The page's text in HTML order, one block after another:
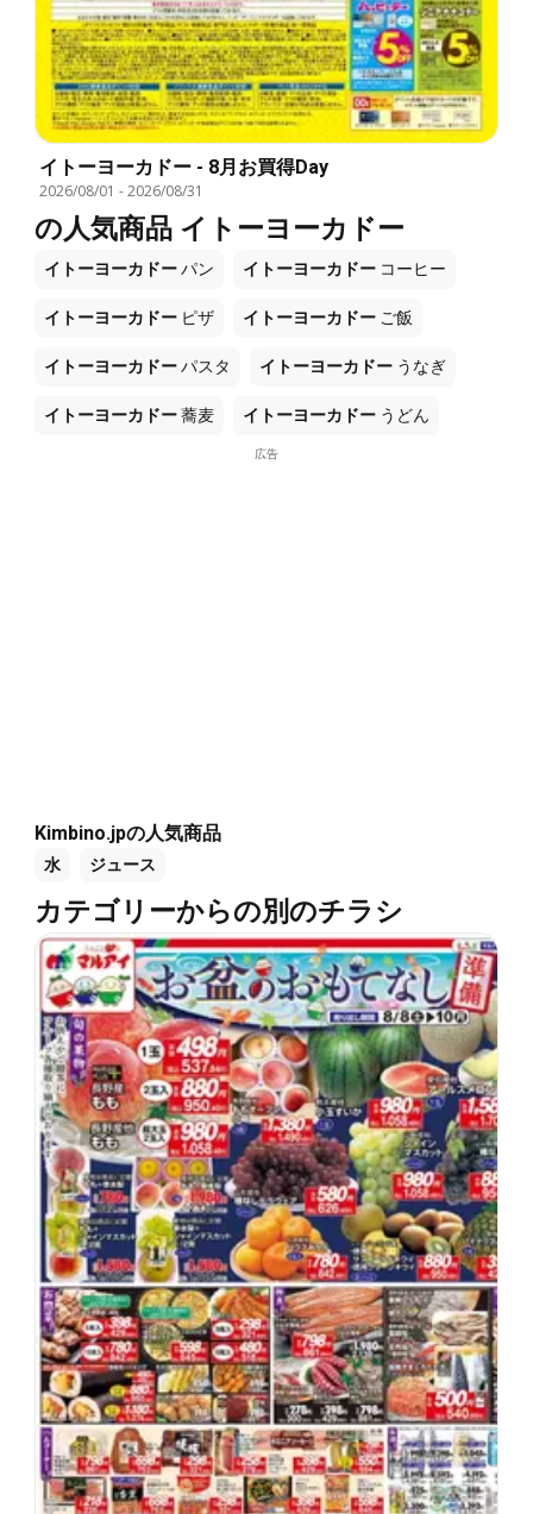
イトーヨーカドー - 8月お買得Day
2026/08/01 -2026/08/31
の人気商品 イトーヨーカドー
イトーヨーカドーパン イトーヨーカドー コーヒー
イトーヨーカドー ピザ イトーヨーカドー ご飯
イトーヨーカドーパスタ イトーヨーカドー うなぎ
イトーヨーカドー蕎麦 イトーヨーカドー うどん
広告
Kimbino.jpの人気商品
水 ジュース
カテゴリーからの別のチラシ